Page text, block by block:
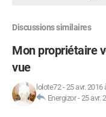
Discussions similaires
Mon propriétaire
vue
lolote72-25 avr. 2016
Energizor-25 avr.